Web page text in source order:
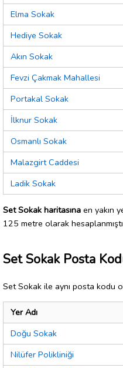
Elma Sokak
Hediye Sokak
Akın Sokak
Fevzi Çakmak Mahallesi
Portakal Sokak
İlknur Sokak
Osmanlı Sokak
Malazgirt Caddesi
Ladik Sokak
Set Sokak haritasına en yakın
125 metre olarak
Set Sokak Posta
Set Sokak ile aynı posta kodu
Yer Adı
Doğu Sokak
Nilüfer Polikliniği